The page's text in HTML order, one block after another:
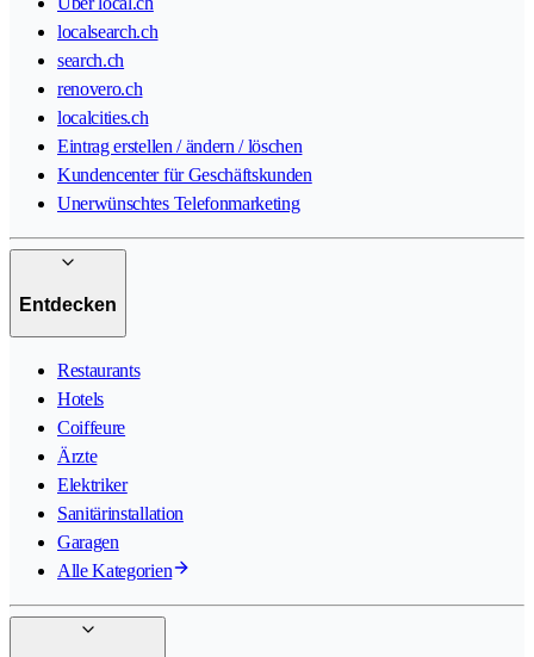
localsearch.ch
search.ch
renovero.ch
localcities.ch
Eintrag erstellen / ändern / löschen
Kundencenter für Geschäftskunden
Unerwünschtes Telefonmarketing
Entdecken
Restaurants
Hotels
Coiffeure
Ärzte
Elektriker
Sanitärinstallation
Garagen
Alle Kategorien